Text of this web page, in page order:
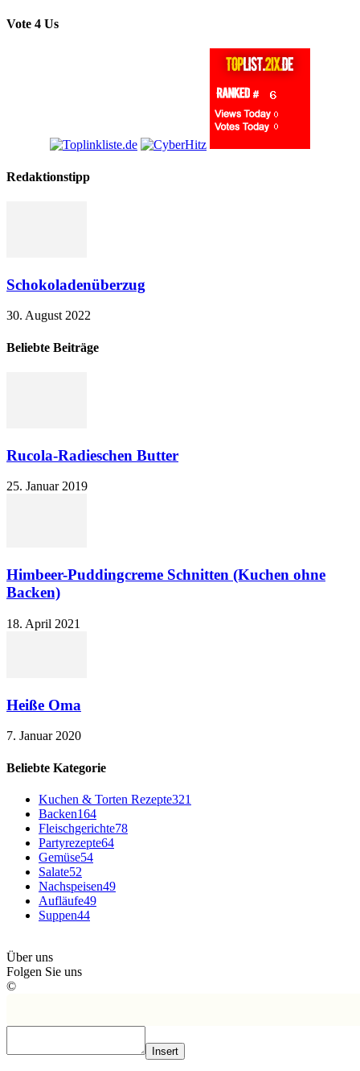
Vote 4 Us
Redaktionstipp
Schokoladenüberzug
30. August 2022
Beliebte Beiträge
Rucola-Radieschen Butter
25. Januar 2019
Himbeer-Puddingcreme Schnitten (Kuchen ohne
Backen)
18. April 2021
Heiße Oma
7. Januar 2020
Beliebte Kategorie
Kuchen & Torten Rezepte321
Backen164
Fleischgerichte78
Partyrezepte64
Gemüse54
Salate52
Nachspeisen49
Aufläufe49
Suppen44
Über uns
Folgen Sie uns
©
Insert